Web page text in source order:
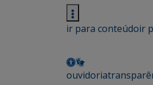
ir para conteúdoir
ouvidoria